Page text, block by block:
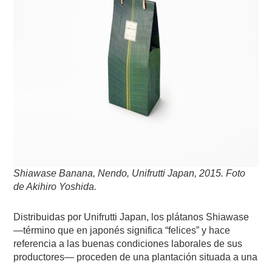
Shiawase Banana, Nendo, Unifrutti Japan, 2015. Foto
de Akihiro Yoshida.
Distribuidas por Unifrutti Japan, los plátanos Shiawase
—término que en japonés significa “felices” y hace
referencia a las buenas condiciones laborales de sus
productores— proceden de una plantación situada a una